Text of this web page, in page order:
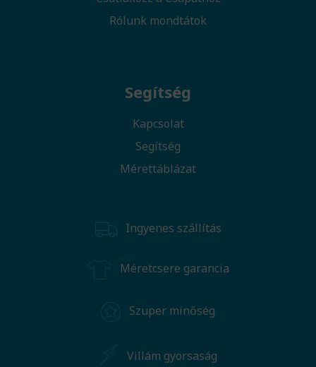
Rólunk mondtátok
Segítség
Kapcsolat
Segítség
Mérettáblázat
Ingyenes szállítás
Méretcsere garancia
Szuper minőség
Villám gyorsaság